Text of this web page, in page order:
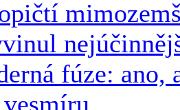
fúze: ano,